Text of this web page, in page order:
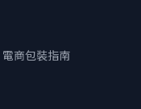
商包裝指南